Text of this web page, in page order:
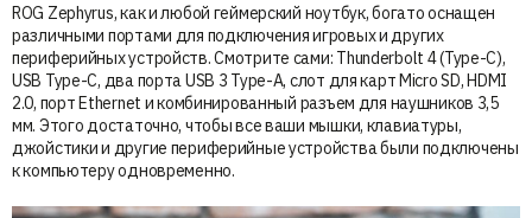
ROG Zephyrus, как и любой геймерский ноутбук, богато оснащен
различными портами для подключения игровых и других
периферийных устройств. Смотрите сами: Thunderbolt 4 (Type-C),
USB Type-C, два порта USB 3 Type-A, слот для карт Micro SD, HDMI
2.0, порт Ethernet и комбинированный разъем для наушников 3,5
мм. Этого достаточно, чтобы все ваши мышки, клавиатуры,
джойстики и другие периферийные устройства были подключены
к компьютеру одновременно.